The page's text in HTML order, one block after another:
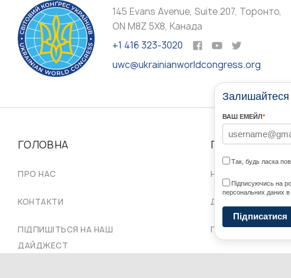
145 Evans Avenue, Suite 207, Торонто,
ON M8Z 5X8, Канада
+1 416 323-3020
uwc@ukrainianworldcongress.org
ГОЛОВНА
ПРО НАС
КОНТАКТИ
ПІДПИШІТЬСЯ НА НАШ
ДАЙДЖЕСТ
ПРО НАС
НАШІ СПІЛЬНОТИ
ДОРАДЧА РАДА
ПРОВІД СКУ
Залишайтеся
ВАШ ЕМЕЙЛ*
Так, будь ласка
Підписуючись на
персональних даних в
Підписатися